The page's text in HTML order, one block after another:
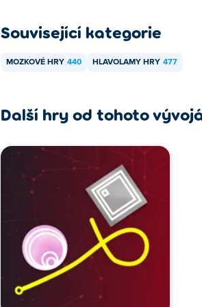
Související kategorie
MOZKOVÉ HRY 440 HLAVOLAMY HRY 477
Další hry od tohoto